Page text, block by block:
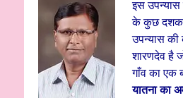
इस उपन्यास
के कुछ दशक
उपन्यास
शारणदेव है
गाँव का एक
यातना का